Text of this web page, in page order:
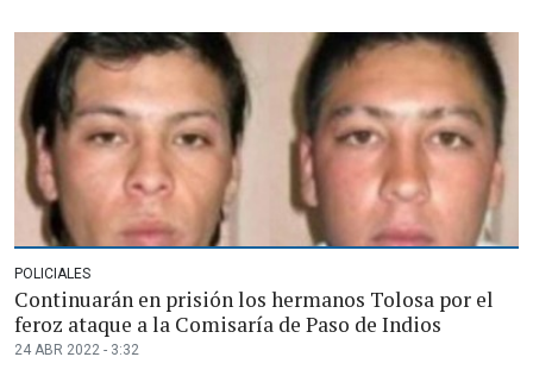
POLICIALES
Continuarán en prisión los hermanos Tolosa por el
feroz ataque a la Comisaría de Paso de Indios
24 ABR 2022 - 3:32